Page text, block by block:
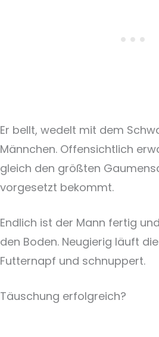
Er bellt, wedelt mit dem
Männchen. Offensichtlich
gleich den größten
vorgesetzt bekommt.
Endlich ist der Mann fertig
den Boden. Neugierig läuft
Futternapf und schnuppert.
Täuschung erfolgreich?